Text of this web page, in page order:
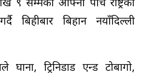
९ सम्मको आफ्नो पाँच राष्ट्रको
बिहीबार बिहान नयाँदिल्ली
घाना, ट्रिनिडाड एन्ड टोबागो,